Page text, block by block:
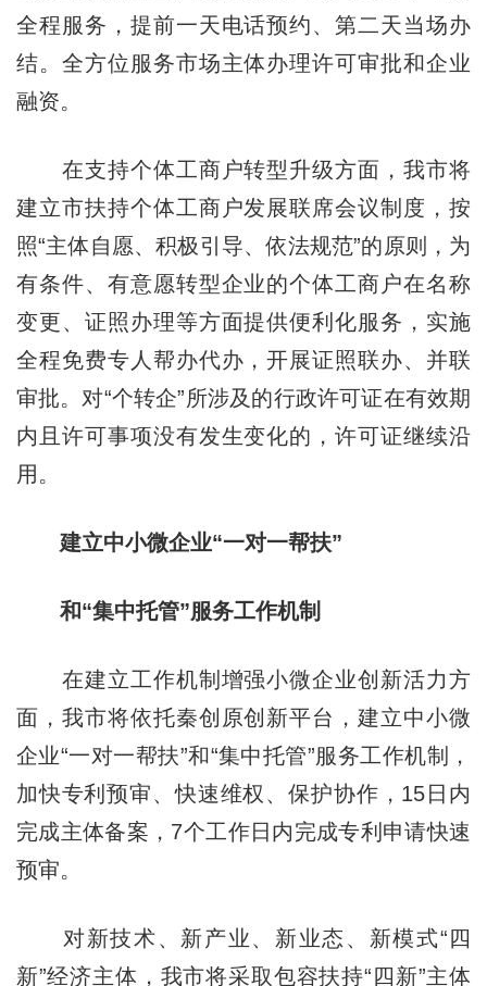
全程服务，提前一天电话预约、第二天当场办
结。全方位服务市场主体办理许可审批和企业
融资。
在支持个体工商户转型升级方面，我市将
建立市扶持个体工商户发展联席会议制度，按
照“主体自愿、积极引导、依法规范”的原则，为
有条件、有意愿转型企业的个体工商户在名称
变更、证照办理等方面提供便利化服务，实施
全程免费专人帮办代办，开展证照联办、并联
审批。对“个转企”所涉及的行政许可证在有效期
内且许可事项没有发生变化的，许可证继续沿
用。
建立中小微企业“一对一帮扶”
和“集中托管”服务工作机制
在建立工作机制增强小微企业创新活力方
面，我市将依托秦创原创新平台，建立中小微
企业“一对一帮扶”和“集中托管”服务工作机制，
加快专利预审、快速维权、保护协作，15日内
完成主体备案，7个工作日内完成专利申请快速
预审。
对新技术、新产业、新业态、新模式“四
新”经济主体，我市将采取包容扶持“四新”主体